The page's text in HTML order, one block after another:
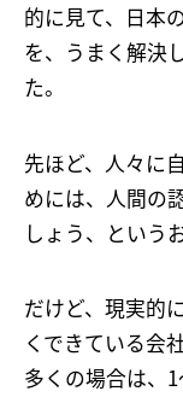
的に見て、日本
を、うまく解決
た。
先ほど、人々に
めには、人間の
しょう、という
だけど、現実的
くできている会
多くの場合は、